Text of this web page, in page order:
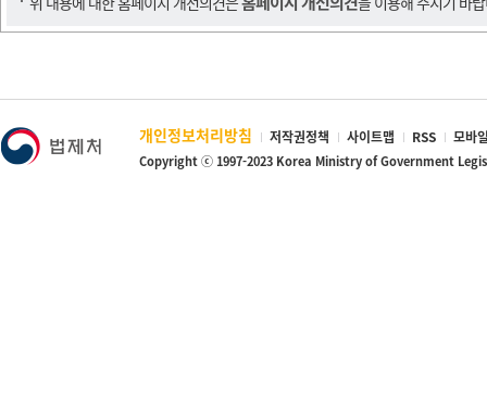
개인정보처리방침 저작권정책 사이트맵 RSS 모바
Copyright ⓒ 1997-2023 Korea Ministry of Government